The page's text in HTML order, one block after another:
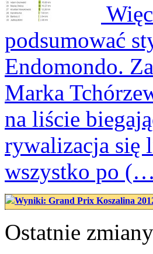
podsumować
Endomondo.
Marka
na liście
rywalizacja się
wszystko po
Wyniki: Grand Prix Koszalina
Ostatnie